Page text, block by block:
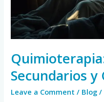
Secundarios y
Leave a Comment / Blog /